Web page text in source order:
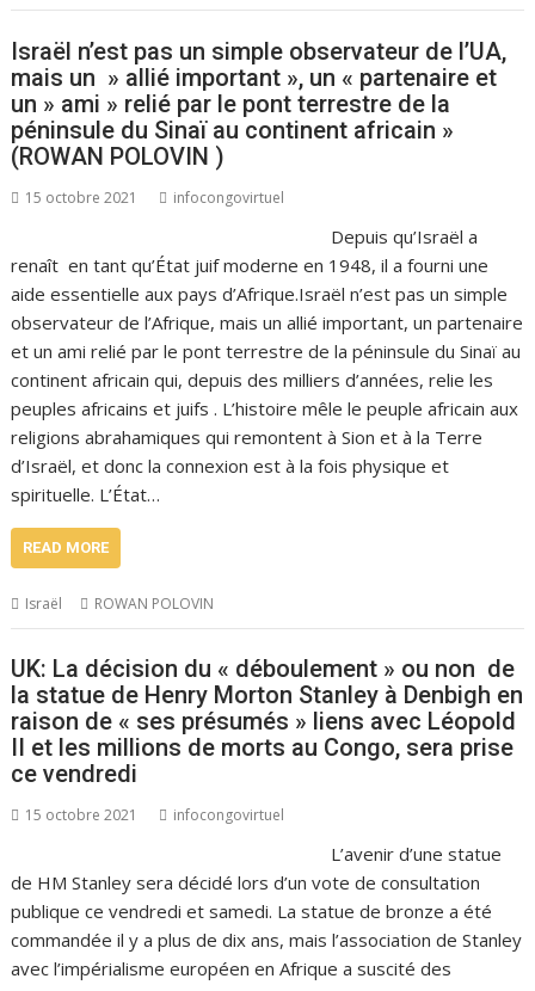
Israël n’est pas un simple observateur de l’UA,
mais un » allié important », un « partenaire et
un » ami » relié par le pont terrestre de la
péninsule du Sinaï au continent africain »
(ROWAN POLOVIN )
15 octobre 2021 infocongovirtuel
Depuis qu’Israël a
renaît en tant qu’État juif moderne en 1948, il a fourni une
aide essentielle aux pays d’Afrique.Israël n’est pas un simple
observateur de l’Afrique, mais un allié important, un partenaire
et un ami relié par le pont terrestre de la péninsule du Sinaï au
continent africain qui, depuis des milliers d’années, relie les
peuples africains et juifs . L’histoire mêle le peuple africain aux
religions abrahamiques qui remontent à Sion et à la Terre
d’Israël, et donc la connexion est à la fois physique et
spirituelle. L’État…
READ MORE
Israël ROWAN POLOVIN
UK: La décision du « déboulement » ou non de
la statue de Henry Morton Stanley à Denbigh en
raison de « ses présumés » liens avec Léopold
II et les millions de morts au Congo, sera prise
ce vendredi
15 octobre 2021 infocongovirtuel
L’avenir d’une statue
de HM Stanley sera décidé lors d’un vote de consultation
publique ce vendredi et samedi. La statue de bronze a été
commandée il y a plus de dix ans, mais l’association de Stanley
avec l’impérialisme européen en Afrique a suscité des